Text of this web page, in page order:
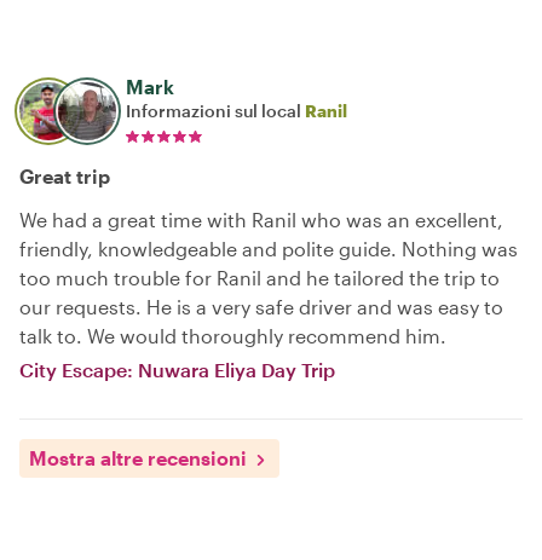
Mark
Informazioni sul local Ranil
Great trip
We had a great time with Ranil who was an excellent,
friendly, knowledgeable and polite guide. Nothing was
too much trouble for Ranil and he tailored the trip to
our requests. He is a very safe driver and was easy to
talk to. We would thoroughly recommend him.
City Escape: Nuwara Eliya Day Trip
Mostra altre recensioni